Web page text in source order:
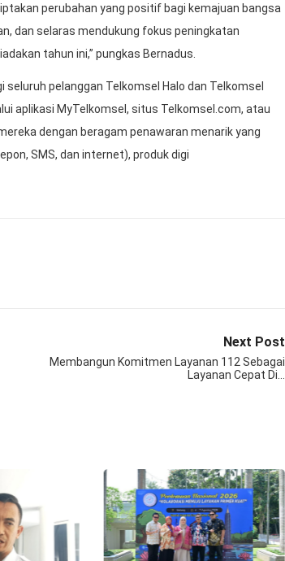
perubahan yang positif bagi kemajuan bangsa
dan selaras mendukung fokus peningkatan
tahun ini,” pungkas Bernadus.
pelanggan Telkomsel Halo dan Telkomsel
aplikasi MyTelkomsel, situs Telkomsel.com, atau
dengan beragam penawaran menarik yang
SMS, dan internet), produk digi
Next Post
Membangun Komitmen Layanan 112 Sebagai
Layanan Cepat Di…